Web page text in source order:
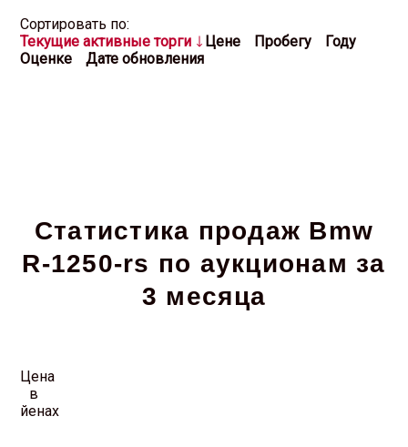
Cортировать по:
Текущие активные торги
Цене Пробегу
Году
Оценке
Дате обновления
Статистика продаж Bmw
R-1250-rs по аукционам за
3 месяца
Цена
в
йенах